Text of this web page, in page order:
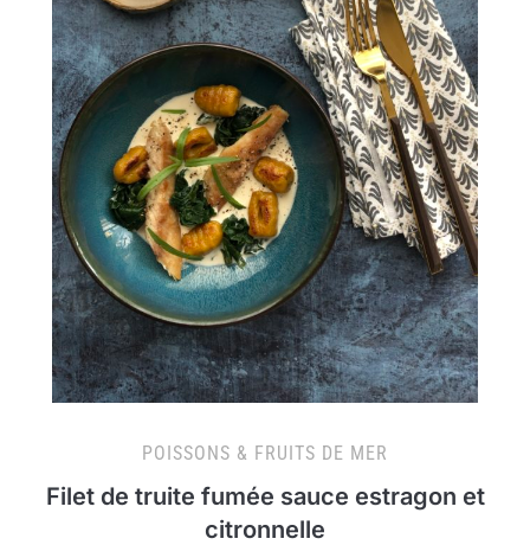
POISSONS & FRUITS DE MER
Filet de truite fumée sauce estragon et
citronnelle